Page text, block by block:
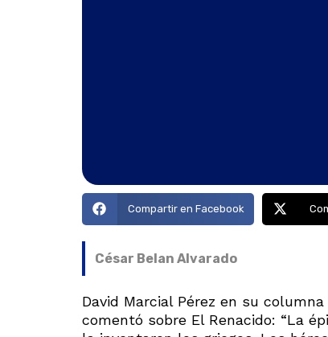
Compartir en Facebook
César Belan Alvarado
David Marcial Pérez en su
comentó sobre El Renacido: “La